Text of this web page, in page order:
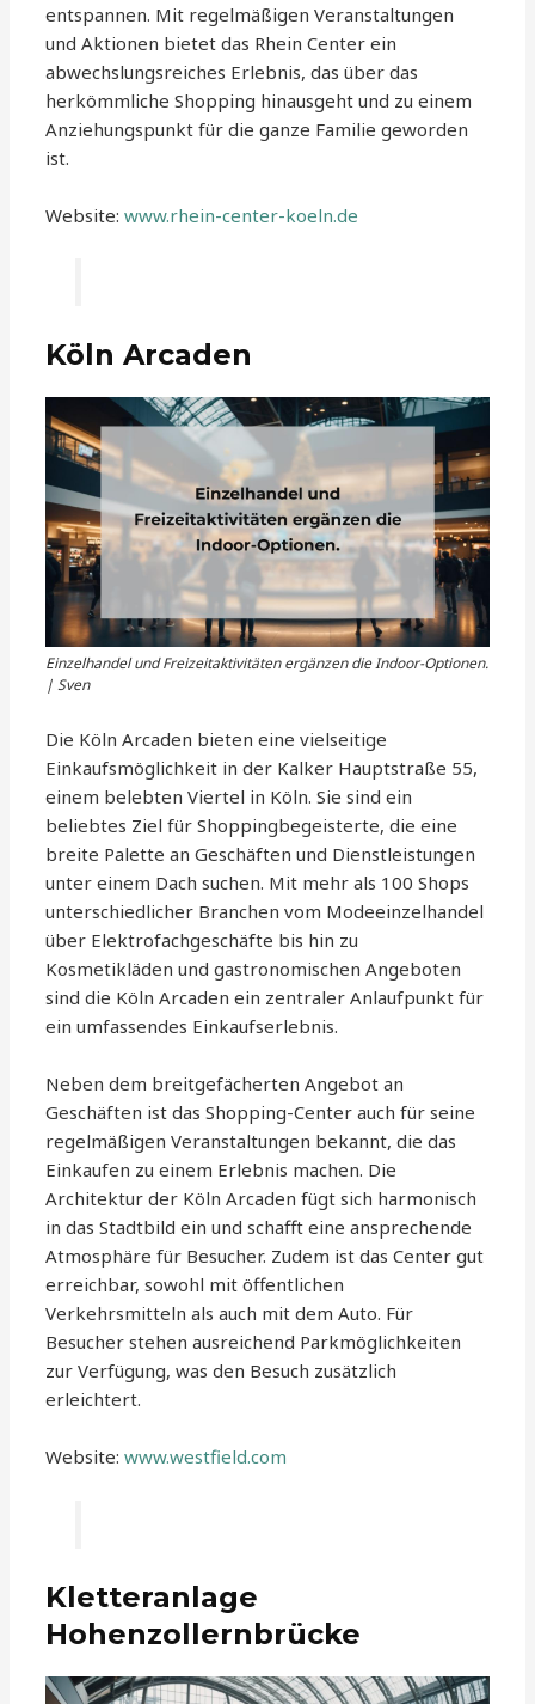
entspannen. Mit regelmäßigen Veranstaltungen
und Aktionen bietet das Rhein Center ein
abwechslungsreiches Erlebnis, das über das
herkömmliche Shopping hinausgeht und zu einem
Anziehungspunkt für die ganze Familie geworden
ist.
Website:www.rhein-center-koeln.de
Köln Arcaden
Einzelhandel und Freizeitaktivitäten ergänzen die Indoor-Optionen.
| Sven
Die Köln Arcaden bieten eine vielseitige
Einkaufsmöglichkeit in der Kalker Hauptstraße 55,
einem belebten Viertel in Köln. Sie sind ein
beliebtes Ziel für Shoppingbegeisterte, die eine
breite Palette an Geschäften und Dienstleistungen
unter einem Dach suchen. Mit mehr als 100 Shops
unterschiedlicher Branchen vom Modeeinzelhandel
über Elektrofachgeschäfte bis hin zu
Kosmetikläden und gastronomischen Angeboten
sind die Köln Arcaden ein zentraler Anlaufpunkt für
ein umfassendes Einkaufserlebnis.
Neben dem breitgefächerten Angebot an
Geschäften ist das Shopping-Center auch für seine
regelmäßigen Veranstaltungen bekannt, die das
Einkaufen zu einem Erlebnis machen. Die
Architektur der Köln Arcaden fügt sich harmonisch
in das Stadtbild ein und schafft eine ansprechende
Atmosphäre für Besucher. Zudem ist das Center gut
erreichbar, sowohl mit öffentlichen
Verkehrsmitteln als auch mit dem Auto. Für
Besucher stehen ausreichend Parkmöglichkeiten
zur Verfügung, was den Besuch zusätzlich
erleichtert.
Website:www.westfield.com
Kletteranlage
Hohenzollernbrücke